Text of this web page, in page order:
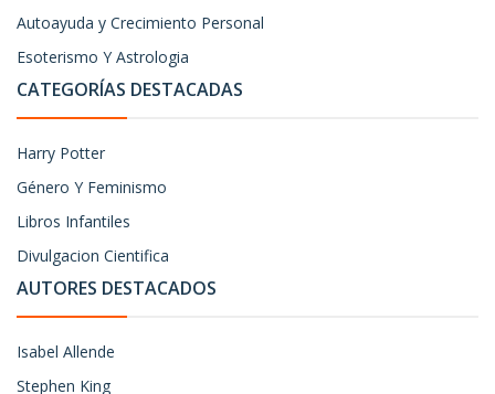
Autoayuda y Crecimiento Personal
Esoterismo Y Astrologia
CATEGORÍAS DESTACADAS
Harry Potter
Género Y Feminismo
Libros Infantiles
Divulgacion Cientifica
AUTORES DESTACADOS
Isabel Allende
Stephen King